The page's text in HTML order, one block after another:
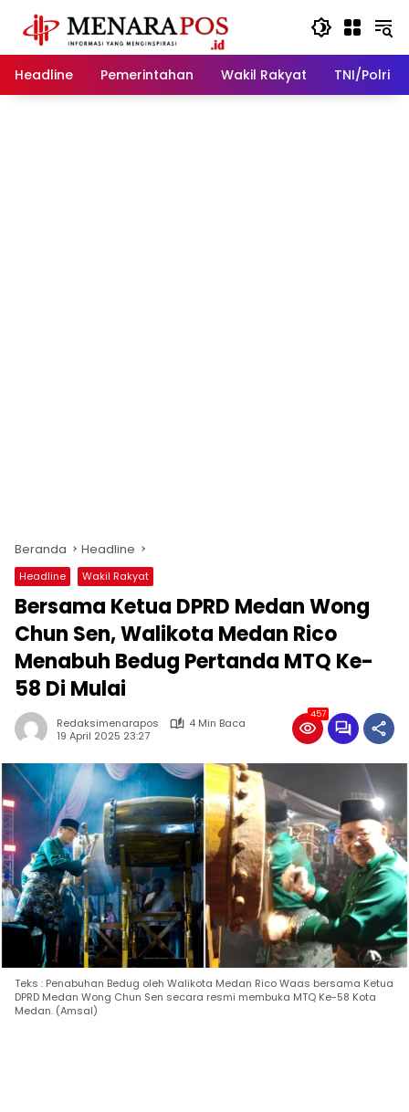
konten
Headline
Pemerintahan Wakil Rakyat TNI/Polri
Beranda Headline
Headline Wakil Rakyat
Bersama Ketua DPRD Medan Wong
Chun Sen, Walikota Medan Rico
Menabuh Bedug Pertanda MTQ Ke-
58 Di Mulai
Redaksimenarapos
4 Min Baca
19 April 2025 23:27
457
Teks : Penabuhan Bedug oleh Walikota Medan Rico Waas bersama Ketua
DPRD Medan Wong Chun Sen secara resmi membuka MTQ Ke-58 Kota
Medan. (Amsal)